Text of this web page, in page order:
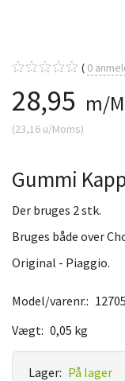
0
28,95 m/
(23,16 u/Moms)
Gummi
Der bruges 2 stk.
Bruges både over
Original - Piaggio.
Model/varenr.:
Vægt: 0,05 kg
Lager: På lager